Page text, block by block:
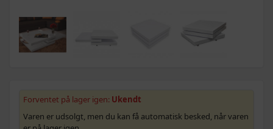
Forventet på lager igen: Ukendt
Varen er udsolgt, men du kan få automatisk besked, når varen